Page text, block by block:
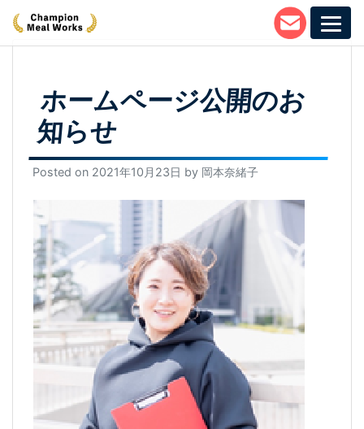
Skip
content
ホームページ公開のお
知らせ
Posted on 2021年10月23日 by 岡本奈緒子